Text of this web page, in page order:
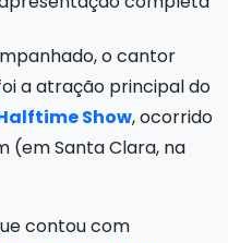
o cantor
a atração principal do
Show, ocorrido
(em Santa Clara, na
contou com